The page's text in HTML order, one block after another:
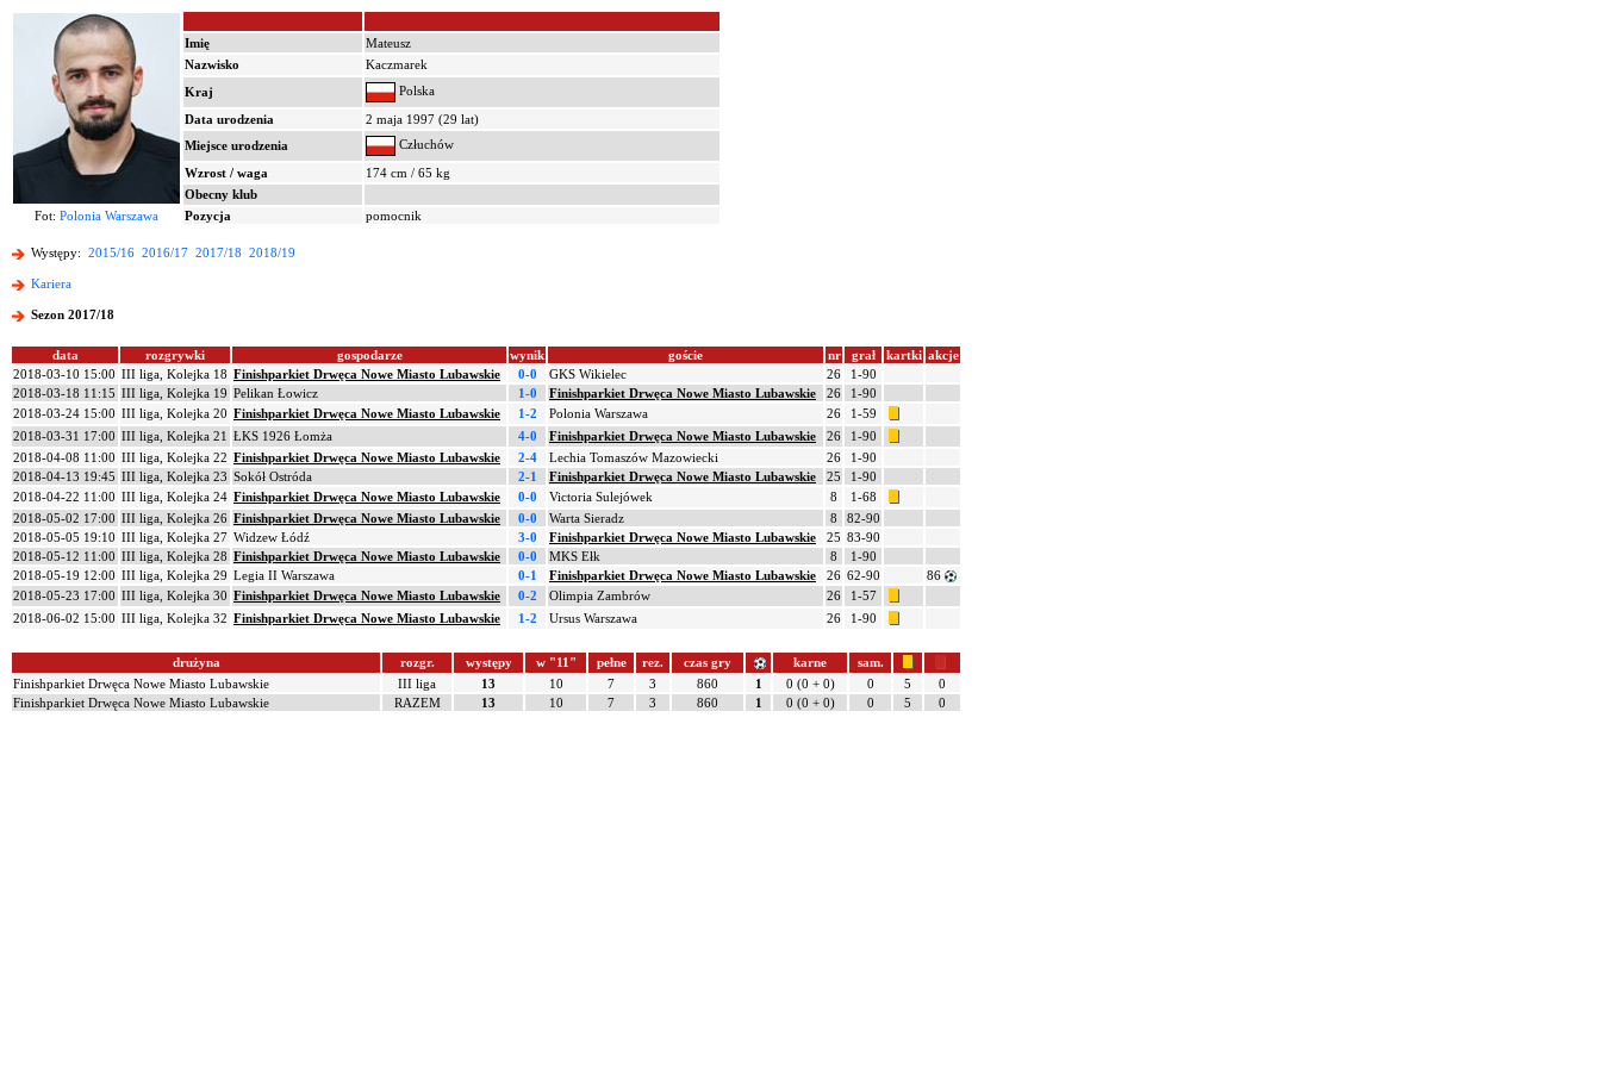
Imię
Mateusz
Nazwisko
Kaczmarek
Kraj
Polska
Data urodzenia
2 maja 1997 (29 lat)
Miejsce urodzenia
Człuchów
Wzrost / waga
174 cm / 65 kg
Obecny klub
Fot: Polonia Warszawa Pozycja pomocnik
Występy: 2015/16 2016/17 2017/18 2018/19
Kariera
Sezon 2017/18
data rozgrywki gospodarze wynik goście nr grał kartki akcje
2018-03-10 15:00 III liga, Kolejka 18 Finishparkiet Drwęca Nowe Miasto Lubawskie 0-0 GKS Wikielec 26
1-90
2018-03-18 11:15 III liga, Kolejka 19 Pelikan Łowicz 1-0 Finishparkiet Drwęca Nowe Miasto Lubawskie 26
1-90
2018-03-24 15:00 III liga, Kolejka 20 Finishparkiet Drwęca Nowe Miasto Lubawskie 1-2 Polonia Warszawa 26
1-59
2018-03-31 17:00 III liga, Kolejka 21 ŁKS 1926 Łomża 4-0 Finishparkiet Drwęca Nowe Miasto Lubawskie 26
1-90
2018-04-08 11:00 III liga, Kolejka 22 Finishparkiet Drwęca Nowe Miasto Lubawskie 2-4 Lechia Tomaszów Mazowiecki 26
1-90
2018-04-13 19:45 III liga, Kolejka 23 Sokół Ostróda 2-1 Finishparkiet Drwęca Nowe Miasto Lubawskie 25
1-90
2018-04-22 11:00 III liga, Kolejka 24 Finishparkiet Drwęca Nowe Miasto Lubawskie 0-0 Victoria Sulejówek 8
1-68
2018-05-02 17:00 III liga, Kolejka 26 Finishparkiet Drwęca Nowe Miasto Lubawskie 0-0 Warta Sieradz 8
82-90
2018-05-05 19:10 III liga, Kolejka 27 Widzew Łódź 3-0 Finishparkiet Drwęca Nowe Miasto Lubawskie 25 83-90
2018-05-12 11:00 III liga, Kolejka 28 Finishparkiet Drwęca Nowe Miasto Lubawskie 0-0 MKS Ełk 8
1-90
2018-05-19 12:00 III liga, Kolejka 29 Legia II Warszawa 0-1 Finishparkiet Drwęca Nowe Miasto Lubawskie 26 62-90
86
2018-05-23 17:00 III liga, Kolejka 30 Finishparkiet Drwęca Nowe Miasto Lubawskie 0-2 Olimpia Zambrów 26
1-57
2018-06-02 15:00 III liga, Kolejka 32 Finishparkiet Drwęca Nowe Miasto Lubawskie 1-2 Ursus Warszawa 26 1-90
drużyna rozgr. występy w "11" pełne rez. czas gry karne
sam.
Finishparkiet Drwęca Nowe Miasto Lubawskie
III liga 13 10 7 3 860 1 0 (0 + 0) 0 5
0
Finishparkiet Drwęca Nowe Miasto Lubawskie
RAZEM 13 10 7 3 860 1 0 (0 + 0) 0 5 0